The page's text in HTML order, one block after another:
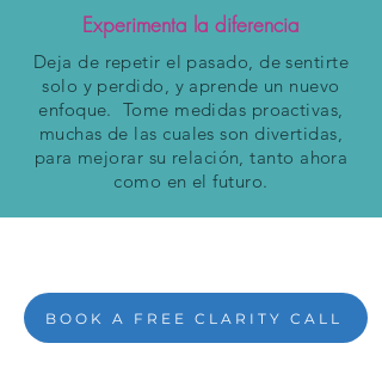
Experimenta la diferencia
Deja de repetir el pasado, de sentirte
solo y perdido, y aprende un nuevo
enfoque. Tome medidas proactivas,
muchas de las cuales son divertidas,
para mejorar su relación, tanto ahora
como en el futuro.
BOOK A FREE CLARITY CALL